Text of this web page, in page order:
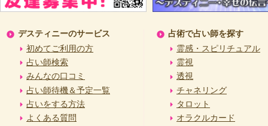
デスティニーのサービス
初めてご利用の方
占い師検索
みんなの口コミ
占い師待機＆予定一覧
占いをする方法
よくある質問
占術で占い師を探す
霊感・スピリチュアル
霊視
透視
チャネリング
タロット
オラクルカード